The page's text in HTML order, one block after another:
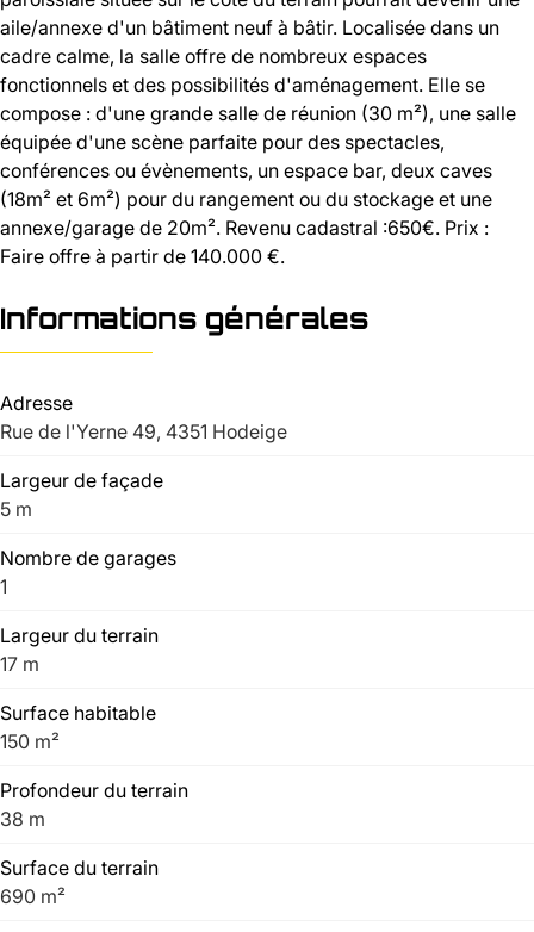
aile/annexe d'un bâtiment neuf à bâtir. Localisée dans un
cadre calme, la salle offre de nombreux espaces
fonctionnels et des possibilités d'aménagement. Elle se
compose : d'une grande salle de réunion (30 m²), une salle
équipée d'une scène parfaite pour des spectacles,
conférences ou évènements, un espace bar, deux caves
(18m² et 6m²) pour du rangement ou du stockage et une
annexe/garage de 20m². Revenu cadastral :650€. Prix :
Faire offre à partir de 140.000 €.
Informations générales
Adresse
Rue de l'Yerne 49, 4351 Hodeige
Largeur de façade
5 m
Nombre de garages
1
Largeur du terrain
17 m
Surface habitable
150 m²
Profondeur du terrain
38 m
Surface du terrain
690 m²